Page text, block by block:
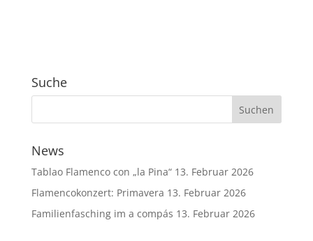
Suche
News
Tablao Flamenco con „la Pina“ 13. Februar 2026
Flamencokonzert: Primavera 13. Februar 2026
Familienfasching im a compás 13. Februar 2026